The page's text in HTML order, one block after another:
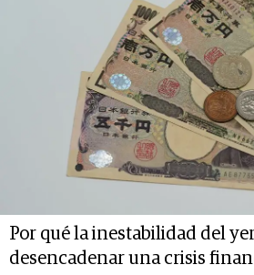
Por qué la inestabilidad del
desencadenar una crisis